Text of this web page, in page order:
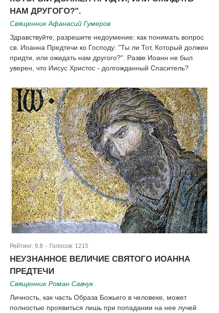
НАМ ДРУГОГО?".
Священник Афанасий Гумеров
Здравствуйте, разрешите недоумение: как понимать вопрос
св. Иоанна Предтечи ко Господу: "Ты ли Тот, Который должен
придти, или ожидать нам другого?". Разве Иоанн не был
уверен, что Иисус Христос - долгожданный Спаситель?
Рейтинг: 9.8 Голосов: 1215
НЕУЗНАННОЕ ВЕЛИЧИЕ СВЯТОГО ИОАННА
ПРЕДТЕЧИ
Священник Роман Савчук
Личность, как часть Образа Божьего в человеке, может
полностью проявиться лишь при попадании на нее лучей